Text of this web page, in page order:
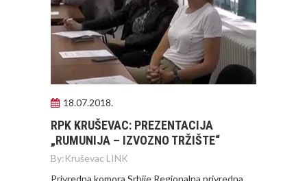
18.07.2018.
RPK KRUŠEVAC: PREZENTACIJA
„RUMUNIJA – IZVOZNO TRŽIŠTE“
By:Kruševac LINK
Privredna komora Srbije Regionalna privredna